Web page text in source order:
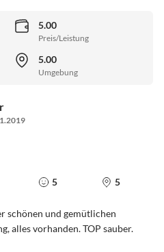
5.00
Preis/Leistung
5.00
Umgebung
5 5
schönen und gemütlichen
alles vorhanden. TOP sauber.